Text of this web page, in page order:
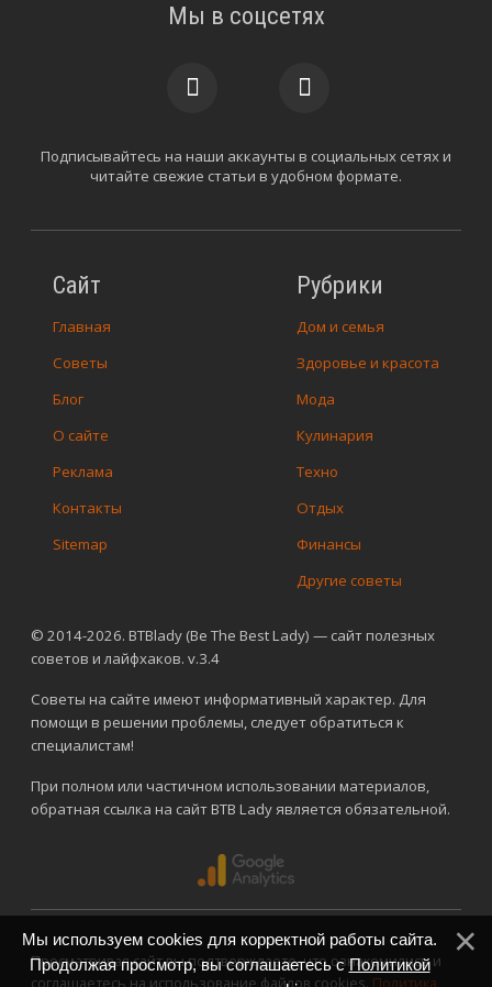
© 2014-2026. BTBlady (Be The Best Lady) — сайт полезных
советов и лайфхаков. v.3.4
Советы на сайте имеют информативный характер. Для
помощи в решении проблемы, следует обратиться к
специалистам!
При полном или частичном использовании материалов,
обратная ссылка на сайт BTB Lady является обязательной.
Сайт
Главная
Советы
Блог
О сайте
Реклама
Контакты
Sitemap
Рубрики
Дом и семья
Здоровье и красота
Мода
Кулинария
Техно
Отдых
Финансы
Другие советы
Мы в соцсетях
Подписывайтесь на наши аккаунты в социальных сетях и
читайте свежие статьи в удобном формате.
Просматривая сайт вы подтверждаете, что ознакомились и
соглашаетесь на использование файлов cookies. Политика
Мы используем cookies для корректной работы сайта.
Продолжая просмотр, вы соглашаетесь сПолитикой